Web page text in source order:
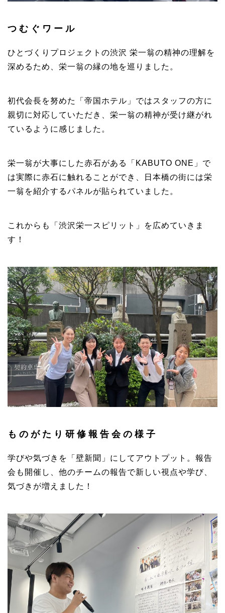
つむぐワール
ひとづくりプロジェクトの渋沢 栄一翁の精神の理解を
深めるため、栄一翁の縁の地を巡りました。
初代会長を努めた「帝国ホテル」ではスタッフの方に
親切に対応していただき、栄一翁の精神が受け継がれ
ているように感じました。
栄一翁が大事にした赤石がある「KABUTO ONE」で
は実際に赤石に触れることができ、日本橋の街には栄
一翁を紹介するパネルが貼られていました。
これからも「渋沢栄一スピリット」を広めていきま
す！
ものがたり研修報告会の様子
学びや気づきを「壁新聞」にしてアウトプット。報告
会も開催し、他のチームの報告で新しい視点や学び、
気づきが増えました！